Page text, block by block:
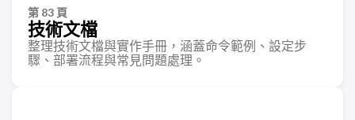
第 83 頁
技術文檔
整理技術文檔與實作手冊，涵蓋命令範例、設定步
驟、部署流程與常見問題處理。